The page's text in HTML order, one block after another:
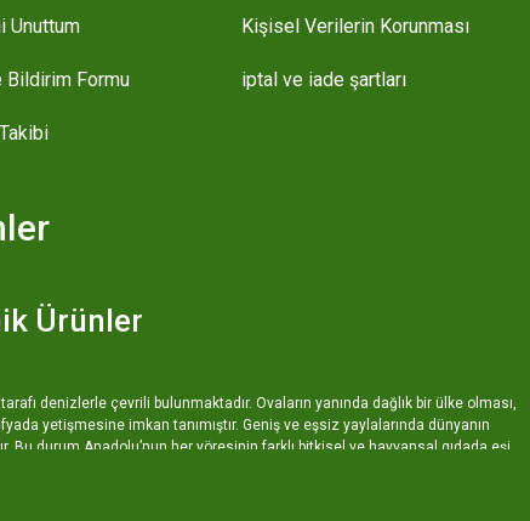
Unuttum
Bildirim Formu
Kişisel Verilerin Korunması
iptal ve iade şartları
Ürünler
denizlerle çevrili bulunmaktadır. Ovaların yanında dağlık bir ülke olması,
yetişmesine imkan tanımıştır. Geniş ve eşsiz yaylalarında dünyanın
durum Anadolu’nun her yöresinin farklı bitkisel ve hayvansal gıdada eşi